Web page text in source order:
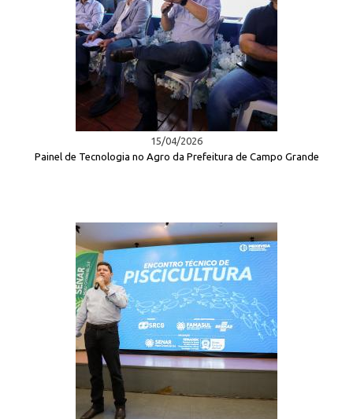
15/04/2026
Painel de Tecnologia no Agro da Prefeitura de Campo Grande